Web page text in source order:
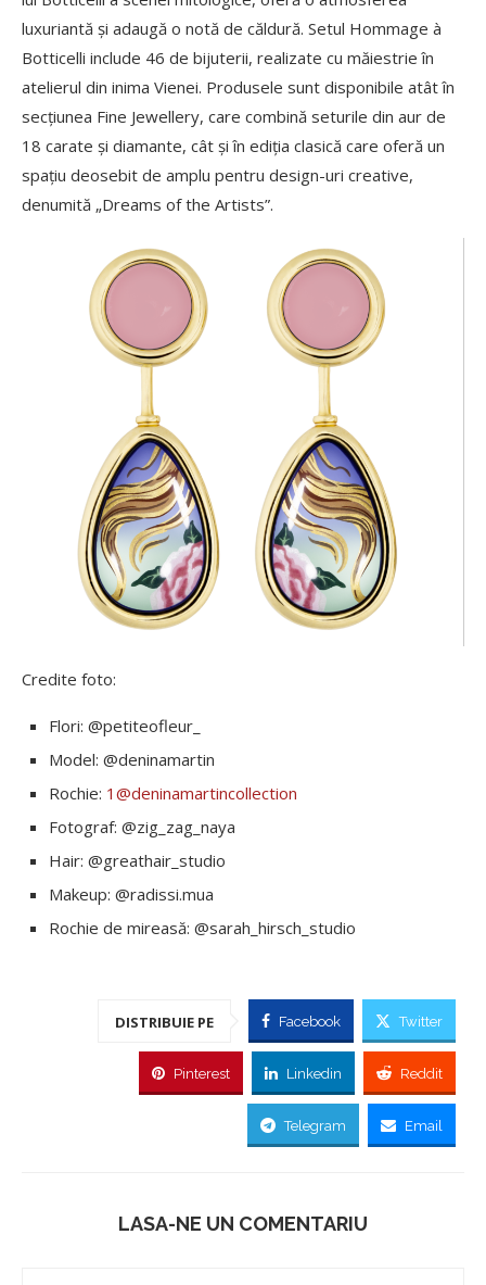
luxuriantă și adaugă o notă de căldură. Setul Hommage à
Botticelli include 46 de bijuterii, realizate cu măiestrie în
atelierul din inima Vienei. Produsele sunt disponibile atât în
secțiunea Fine Jewellery, care combină seturile din aur de
18 carate și diamante, cât și în ediția clasică care oferă un
spațiu deosebit de amplu pentru design-uri creative,
denumită „Dreams of the Artists”.
Credite foto:
Flori: @petiteofleur_
Model: @deninamartin
Rochie: 1@deninamartincollection
Fotograf: @zig_zag_naya
Hair: @greathair_studio
Makeup: @radissi.mua
Rochie de mireasă: @sarah_hirsch_studio
DISTRIBUIE PE Facebook Twitter
Pinterest Linkedin Reddit
Telegram Email
LASA-NE UN COMENTARIU